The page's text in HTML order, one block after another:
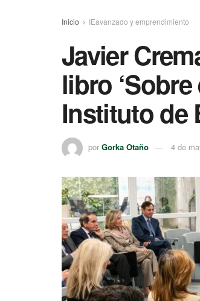
Inicio IEavanzado y emprendimiento
Javier
libro
Instituto de
por Gorka Otaño 4 de